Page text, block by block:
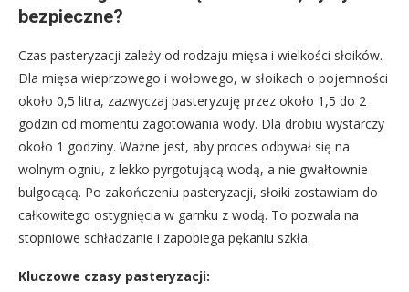
bezpieczne?
Czas pasteryzacji zależy od rodzaju mięsa i wielkości słoików.
Dla mięsa wieprzowego i wołowego, w słoikach o pojemności
około 0,5 litra, zazwyczaj pasteryzuję przez około 1,5 do 2
godzin od momentu zagotowania wody. Dla drobiu wystarczy
około 1 godziny. Ważne jest, aby proces odbywał się na
wolnym ogniu, z lekko pyrgotującą wodą, a nie gwałtownie
bulgocącą. Po zakończeniu pasteryzacji, słoiki zostawiam do
całkowitego ostygnięcia w garnku z wodą. To pozwala na
stopniowe schładzanie i zapobiega pękaniu szkła.
Kluczowe czasy pasteryzacji: